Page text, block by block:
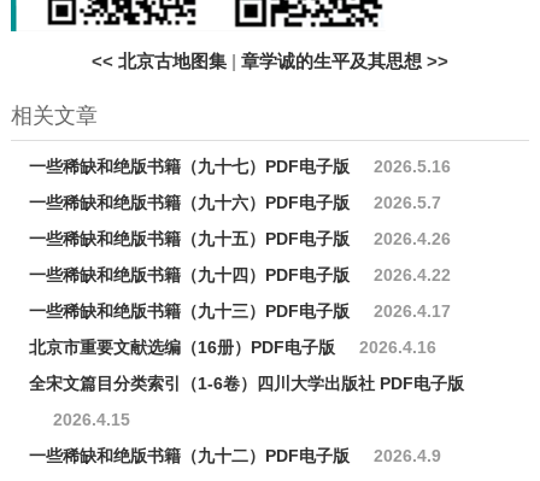
<< 北京古地图集 | 章学诚的生平及其思想 >>
相关文章
一些稀缺和绝版书籍（九十七）PDF电子版
2026.5.16
一些稀缺和绝版书籍（九十六）PDF电子版
2026.5.7
一些稀缺和绝版书籍（九十五）PDF电子版
2026.4.26
一些稀缺和绝版书籍（九十四）PDF电子版
2026.4.22
一些稀缺和绝版书籍（九十三）PDF电子版
2026.4.17
北京市重要文献选编（16册）PDF电子版
2026.4.16
全宋文篇目分类索引（1-6卷）四川大学出版社 PDF电子版
2026.4.15
一些稀缺和绝版书籍（九十二）PDF电子版
2026.4.9